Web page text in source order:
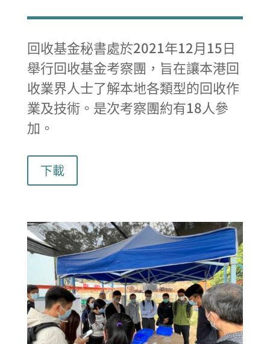
回收基金秘書處於2021年12月15日
舉行回收基金考察團，旨在讓本港回
收業界人士了解本地各類型的回收作
業及技術。是次考察團約有18人參
加。
下載